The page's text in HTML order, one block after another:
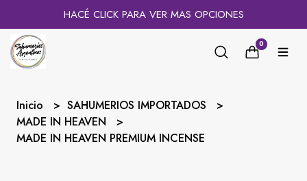
HACÉ CLICK PARA VER MAS OPCIONES
0
Inicio
SAHUMERIOS IMPORTADOS
MADE IN HEAVEN
MADE IN HEAVEN PREMIUM INCENSE